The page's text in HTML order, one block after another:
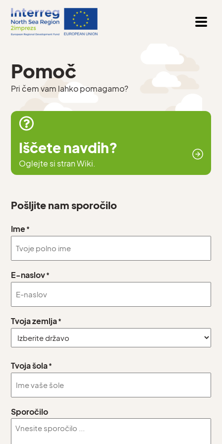
Pomoč
Pri čem vam lahko pomagamo?
Iščete navdih?
Oglejte si stran Wiki.
Pošljite nam sporočilo
Ime*
E-naslov*
Tvoja zemlja*
Tvoja šola*
Sporočilo